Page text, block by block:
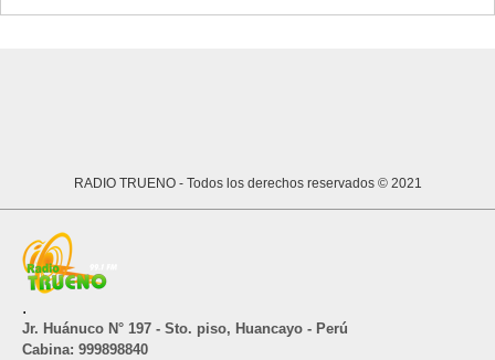
RADIO TRUENO - Todos los derechos reservados © 2021
.
Jr. Huánuco N° 197 - Sto. piso, Huancayo - Perú
Cabina: 999898840